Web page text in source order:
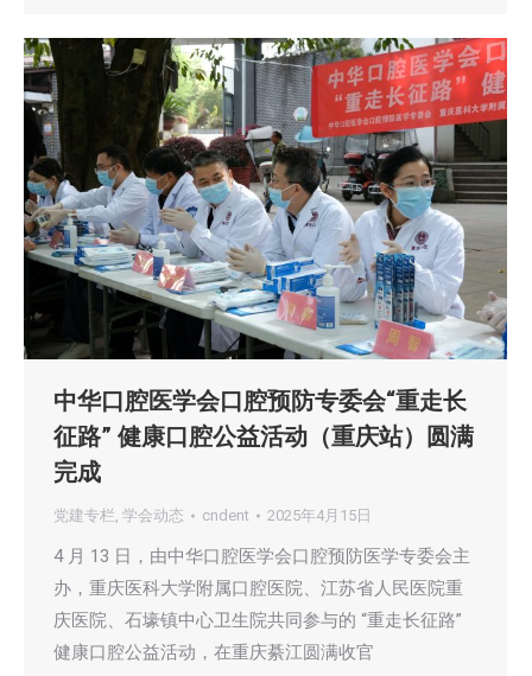
中华口腔医学会口腔预防专委会“重走长
征路” 健康口腔公益活动（重庆站）圆满
完成
党建专栏, 学会动态 cndent 2025年4月15日
4 月 13 日，由中华口腔医学会口腔预防医学专委会主
办，重庆医科大学附属口腔医院、江苏省人民医院重
庆医院、石壕镇中心卫生院共同参与的 “重走长征路”
健康口腔公益活动，在重庆綦江圆满收官